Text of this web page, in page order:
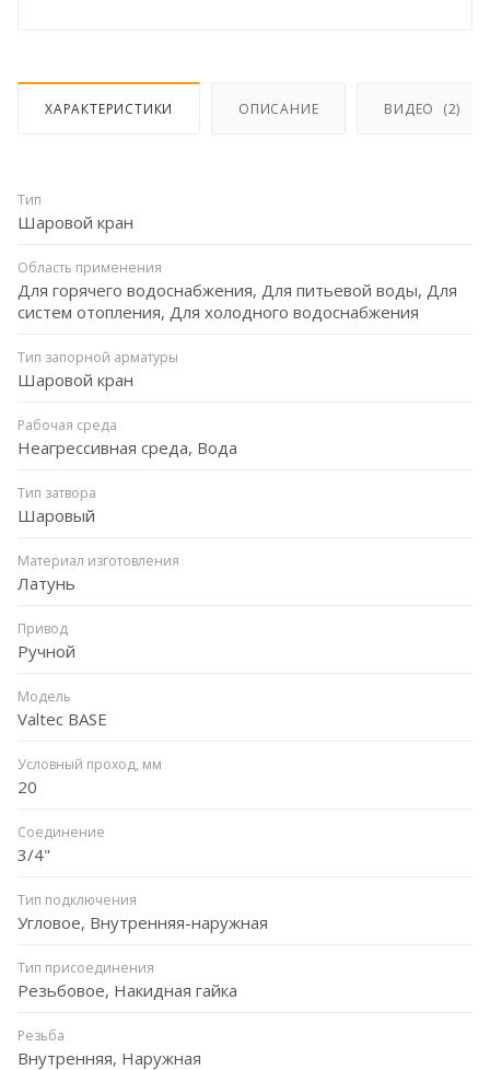
ХАРАКТЕРИСТИКИ ОПИСАНИЕ ВИДЕО (2)
Тип
Шаровой кран
Область применения
Для горячего водоснабжения, Для питьевой воды, Для
систем отопления, Для холодного водоснабжения
Тип запорной арматуры
Шаровой кран
Рабочая среда
Неагрессивная среда, Вода
Тип затвора
Шаровый
Материал изготовления
Латунь
Привод
Ручной
Модель
Valtec BASE
Условный проход, мм
20
Соединение
3/4"
Тип подключения
Угловое, Внутренняя-наружная
Тип присоединения
Резьбовое, Накидная гайка
Резьба
Внутренняя, Наружная